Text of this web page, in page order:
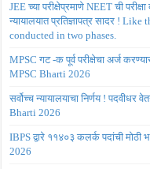
JEE च्या परीक्षेप्रमाणे NEET ची
न्यायालयात प्रतिज्ञापत्र सादर !
conducted in two phases.
MPSC गट -क पूर्व परीक्षेचा अर्ज
MPSC Bharti 2026
सर्वोच्च न्यायालयाचा निर्णय !
Bharti 2026
IBPS द्वारे ११४०३ कलर्क पदांची
2026